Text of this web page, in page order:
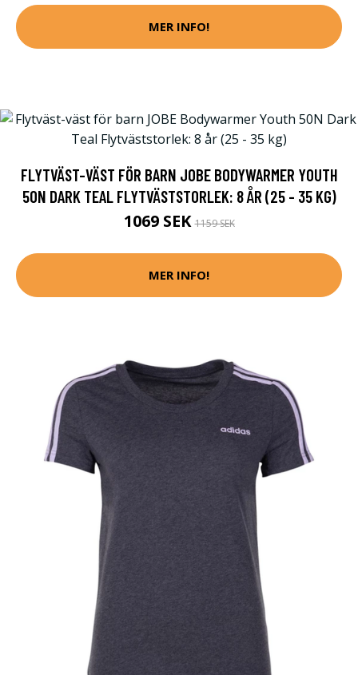
MER INFO!
FLYTVÄST-VÄST FÖR BARN JOBE BODYWARMER YOUTH
50N DARK TEAL FLYTVÄSTSTORLEK: 8 ÅR (25 - 35 KG)
1069 SEK1159 SEK
MER INFO!